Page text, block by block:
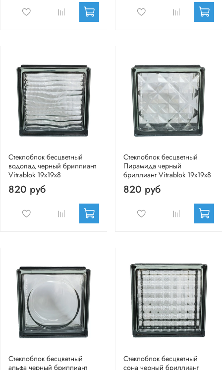
Стеклоблок бесцветный
водопад черный бриллиант
Vitrablok 19х19х8
820 руб
Стеклоблок бесцветный
Пирамида черный
бриллиант Vitrablok 19х19х8
820 руб
Стеклоблок бесцветный
альфа черный бриллиант
Стеклоблок бесцветный
сона черный бриллиант